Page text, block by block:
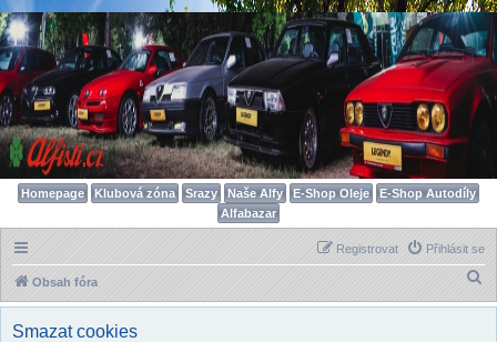
Homepage Klubová zóna Srazy Naše Alfy E-Shop Oleje
E-Shop Autodíly
Alfabazar
Přihlásit se
Registrovat
Obsah fóra
l
Smazat cookies